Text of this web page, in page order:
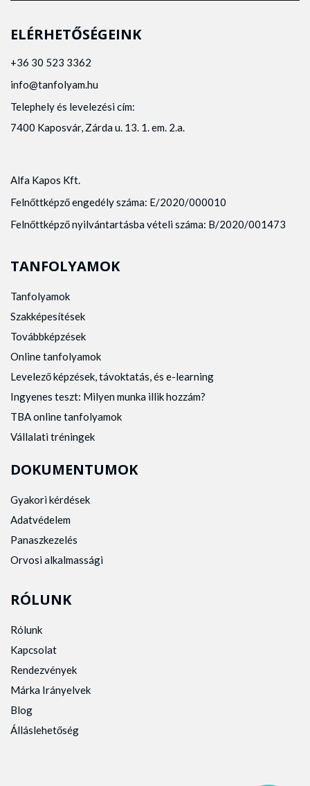
ELÉRHETŐSÉGEINK
+36 30 523 3362
info@tanfolyam.hu
Telephely és levelezési cím:
7400 Kaposvár, Zárda u. 13. 1. em. 2.a.
Alfa Kapos Kft.
Felnőttképző engedély száma: E/2020/000010
Felnőttképző nyilvántartásba vételi száma: B/2020/001473
TANFOLYAMOK
Tanfolyamok
Szakképesítések
Továbbképzések
Online tanfolyamok
Levelező képzések, távoktatás, és e-learning
Ingyenes teszt: Milyen munka illik hozzám?
TBA online tanfolyamok
Vállalati tréningek
DOKUMENTUMOK
Gyakori kérdések
Adatvédelem
Panaszkezelés
Orvosi alkalmassági
RÓLUNK
Rólunk
Kapcsolat
Rendezvények
Márka Irányelvek
Blog
Álláslehetőség